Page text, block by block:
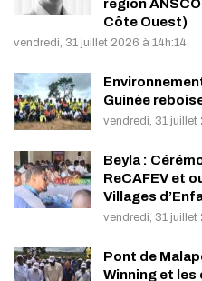
région
Côte Ouest)
vendredi, 31 juillet 2026 à 14h:14
Guinée
vendredi, 31 juillet
Beyla :
ReCAFEV et
Villages
vendredi, 31 juillet
Pont de
Winning et